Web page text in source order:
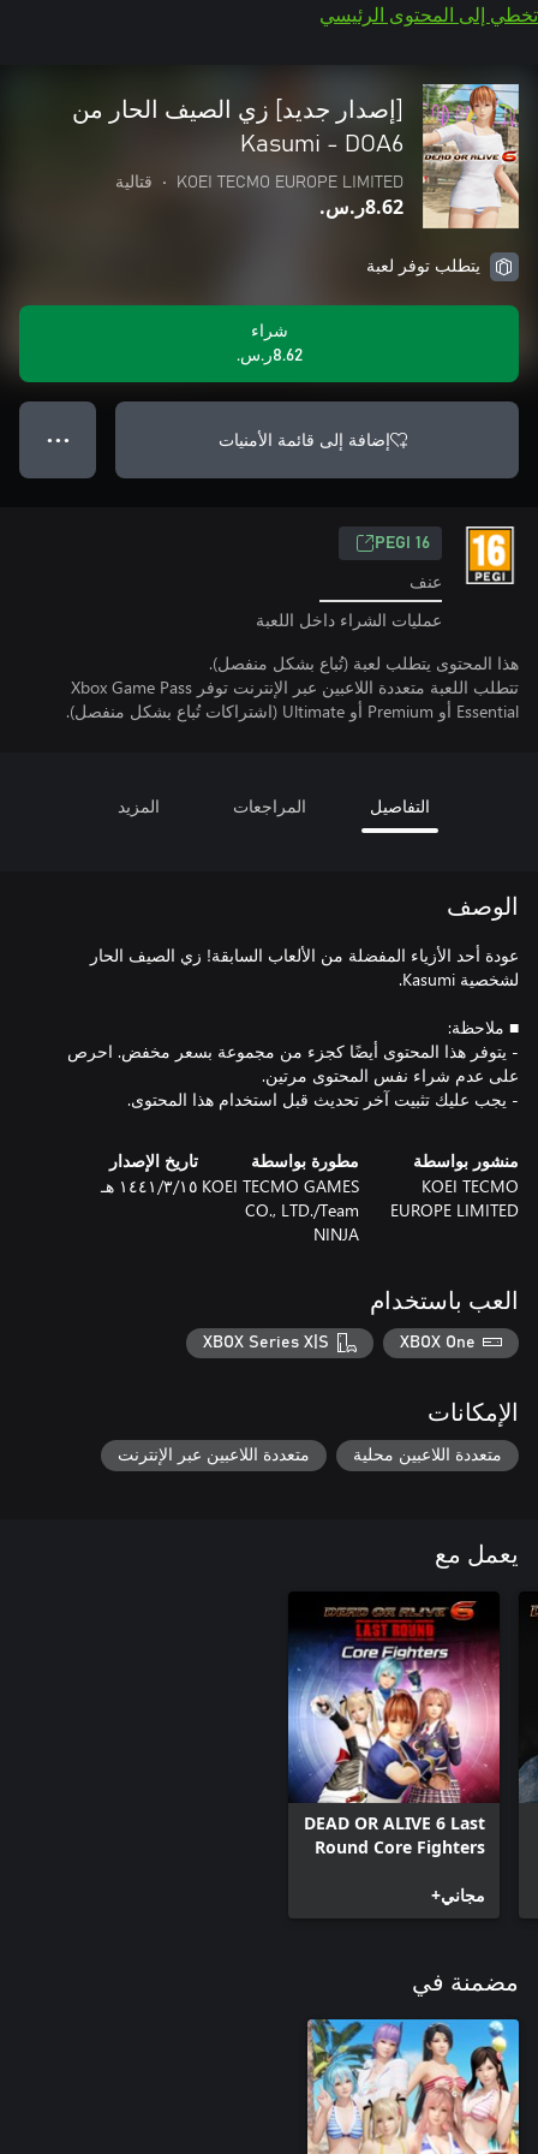
تخطي إلى المحتوى الرئيسي
[إصدار جديد] زي الصيف الحار من
DOA6‏ - Kasumi
KOEI TECMO EUROPE LIMITED
• قتالية
‪ر.س.‏‎8.62‬
يتطلب توفر لعبة
شراء
‪ر.س.‏‎8.62‬
إضافة إلى قائمة الأمنيات ● ● ●
PEGI 16
عنف
عمليات الشراء داخل اللعبة
هذا المحتوى يتطلب لعبة (تُباع بشكل منفصل).
تتطلب اللعبة متعددة اللاعبين عبر الإنترنت توفر Xbox Game Pass
Essential أو Premium أو Ultimate (اشتراكات تُباع بشكل منفصل).
التفاصيل المراجعات المزيد
الوصف
عودة أحد الأزياء المفضلة من الألعاب السابقة! زي الصيف الحار
- يتوفر هذا المحتوى أيضًا كجزء من مجموعة بسعر مخفض. احرص
- يجب عليك تثبيت آخر تحديث قبل استخدام هذا المحتوى.
منشور بواسطة
KOEI TECMO
EUROPE LIMITED
مطورة بواسطة
KOEI TECMO GAMES
CO., LTD./Team
NINJA
تاريخ الإصدار
١٥‏/٣‏/١٤٤١ هـ
العب باستخدام
XBOX One
XBOX Series X|S
الإمكانات
متعددة اللاعبين محلية متعددة اللاعبين عبر الإنترنت
يعمل مع
DEAD OR ALIVE 6 Last
Round Core Fighters
مجاني+
مضمنة في